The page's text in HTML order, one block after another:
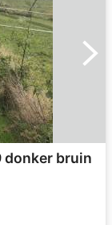
donker bruin